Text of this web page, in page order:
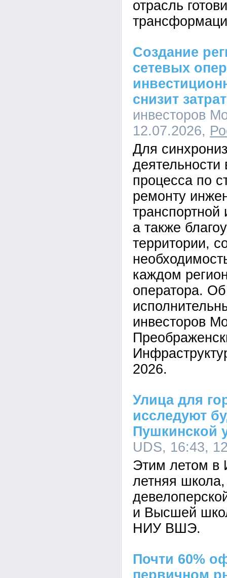
отрасль
Создание
сетевых
снизит
инвесторов
12.07.2026,
Для
деятельности
процесса по
ремонту
транспортной
а также
территории,
каждом
оператора.
инвесторов
2026.
Улица для
исследуют
Пушкинской
UDS, 16:43,
Этим летом в
летняя
и Высшей
НИУ ВШЭ.
Почти 60%
первичном